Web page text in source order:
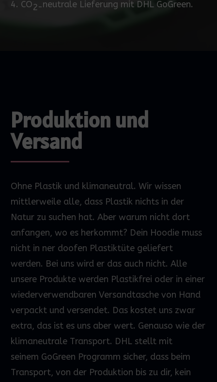
4. CO2-neutrale Lieferung mit DHL GoGreen.
Produktion und
Versand
Ohne Plastik und klimaneutral. Wir wissen
mittlerweile alle, dass Plastik nichts in der
Natur zu suchen hat. Aber warum nicht dort
anfangen, wo es herkommt? Dein Hoodie muss
nicht in ner doofen Plastiktüte geliefert
werden. Bei uns wird er das auch nicht. Alle
unsere Produkte werden Plastikfrei oder in einer
wiederverwendbaren Versandtasche von Hand
verpackt und versendet. Das kostet uns zwar
extra, das ist es uns aber wert. Genauso wie der
klimaneutrale Transport. DHL stellt mit
seinem GoGreen Programm sicher, dass beim
Transport, von der Produktion bis zu dir, kein